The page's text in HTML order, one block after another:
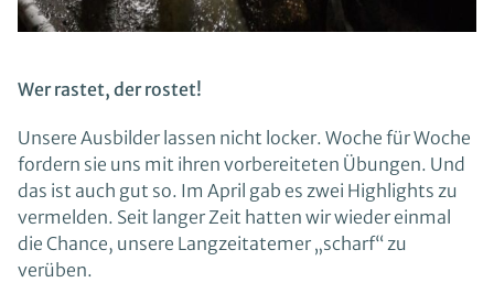
Wer rastet, der rostet!
Unsere Ausbilder lassen nicht locker. Woche für Woche
fordern sie uns mit ihren vorbereiteten Übungen. Und
das ist auch gut so. Im April gab es zwei Highlights zu
vermelden. Seit langer Zeit hatten wir wieder einmal
die Chance, unsere Langzeitatemer „scharf“ zu
verüben.